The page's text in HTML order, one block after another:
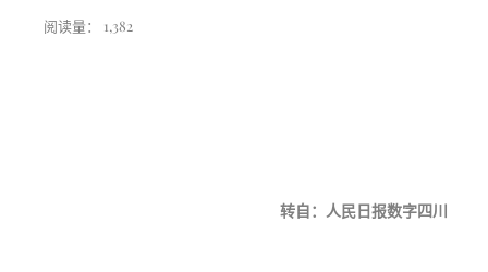
阅读量： 1,382
转自：人民日报数字四川